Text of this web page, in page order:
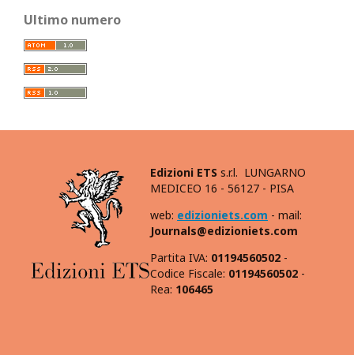
Ultimo numero
Edizioni ETS s.r.l. LUNGARNO
MEDICEO 16 - 56127 - PISA
web: edizioniets.com - mail:
Journals@edizioniets.com
Partita IVA: 01194560502 -
Codice Fiscale: 01194560502 -
Rea: 106465